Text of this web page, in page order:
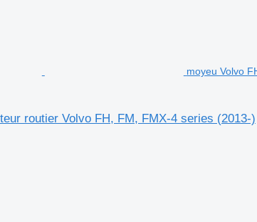
moyeu Volvo
routier Volvo FH, FM, FMX-4 series (2013-)